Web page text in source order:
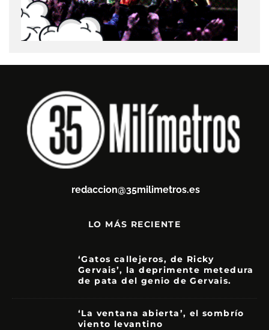
redaccion@35milimetros.es
LO MÁS RECIENTE
‘Gatos callejeros, de Ricky
Gervais’, la deprimente metedura
de pata del genio de Gervais.
‘La ventana abierta’, el sombrío
viento levantino